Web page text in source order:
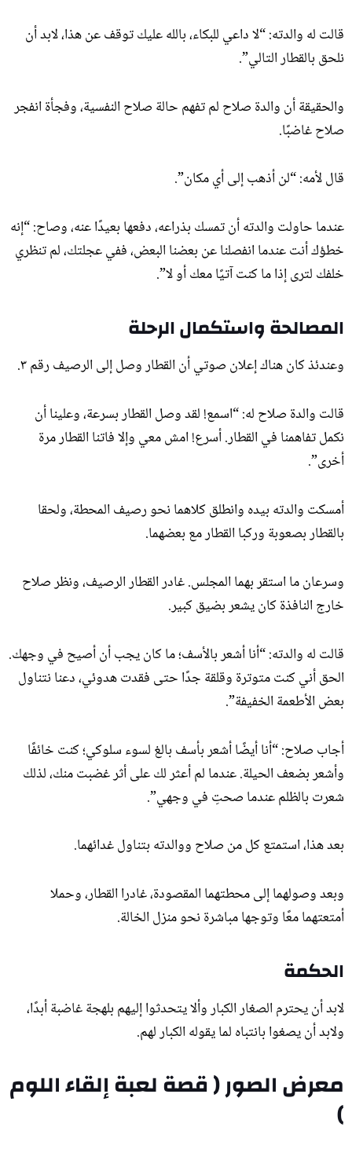
قالت له والدته: “لا داعي للبكاء، بالله عليك توقف عن هذا، لابد أن
نلحق بالقطار التالي”.
والحقيقة أن والدة صلاح لم تفهم حالة صلاح النفسية، وفجأة انفجر
صلاح غاضبًا.
قال لأمه: “لن أذهب إلى أي مكان”.
عندما حاولت والدته أن تمسك بذراعه، دفعها بعيدًا عنه، وصاح: “إنه
خطؤك أنت عندما انفصلنا عن بعضنا البعض، ففي عجلتك، لم تنظري
خلفك لترى إذا ما كنت آتيًا معك أو لا”.
المصالحة واستكمال الرحلة
وعندئذ كان هناك إعلان صوتي أن القطار وصل إلى الرصيف رقم ٣.
قالت والدة صلاح له: “اسمع! لقد وصل القطار بسرعة، وعلينا أن
نكمل تفاهمنا في القطار. أسرع! امش معي وإلا فاتنا القطار مرة
أخرى”.
أمسكت والدته بيده وانطلق كلاهما نحو رصيف المحطة، ولحقا
بالقطار بصعوبة وركبا القطار مع بعضهما.
وسرعان ما استقر بهما المجلس. غادر القطار الرصيف، ونظر صلاح
خارج النافذة كان يشعر بضيق كبير.
قالت له والدته: “أنا أشعر بالأسف؛ ما كان يجب أن أصيح في وجهك.
الحق أني كنت متوترة وقلقة جدًا حتى فقدت هدوئي، دعنا نتناول
بعض الأطعمة الخفيفة”.
أجاب صلاح: “أنا أيضًا أشعر بأسف بالغ لسوء سلوكي؛ كنت خائفًا
وأشعر بضعف الحيلة. عندما لم أعثر لك على أثر غضبت منك، لذلك
شعرت بالظلم عندما صحتِ في وجهي”.
بعد هذا، استمتع كل من صلاح ووالدته بتناول غدائهما.
وبعد وصولهما إلى محطتهما المقصودة، غادرا القطار، وحملا
أمتعتهما معًا وتوجها مباشرة نحو منزل الخالة.
الحكمة
لابد أن يحترم الصغار الكبار وألا يتحدثوا إليهم بلهجة غاضبة أبدًا،
ولابد أن يصغوا بانتباه لما يقوله الكبار لهم.
معرض الصور ( قصة لعبة إلقاء اللوم
)